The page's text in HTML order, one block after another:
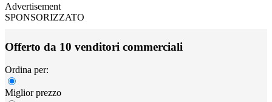
Advertisement
SPONSORIZZATO
Offerto da 10 venditori commerciali
Ordina per:
Miglior prezzo